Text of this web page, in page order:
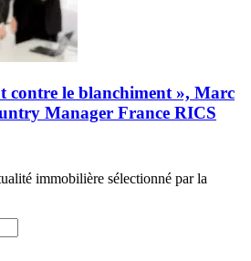
contre le blanchiment », Marc
Manager France RICS
immobilière sélectionné par la